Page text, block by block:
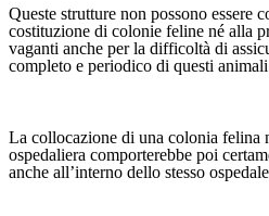
Queste strutture non possono essere
costituzione di colonie feline né alla
vaganti anche per la difficoltà di
completo e periodico di questi
La collocazione di una colonia felina
ospedaliera comporterebbe poi
anche all’interno dello stesso